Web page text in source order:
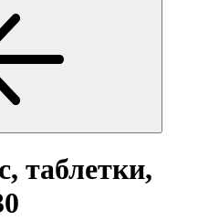
таблетки,